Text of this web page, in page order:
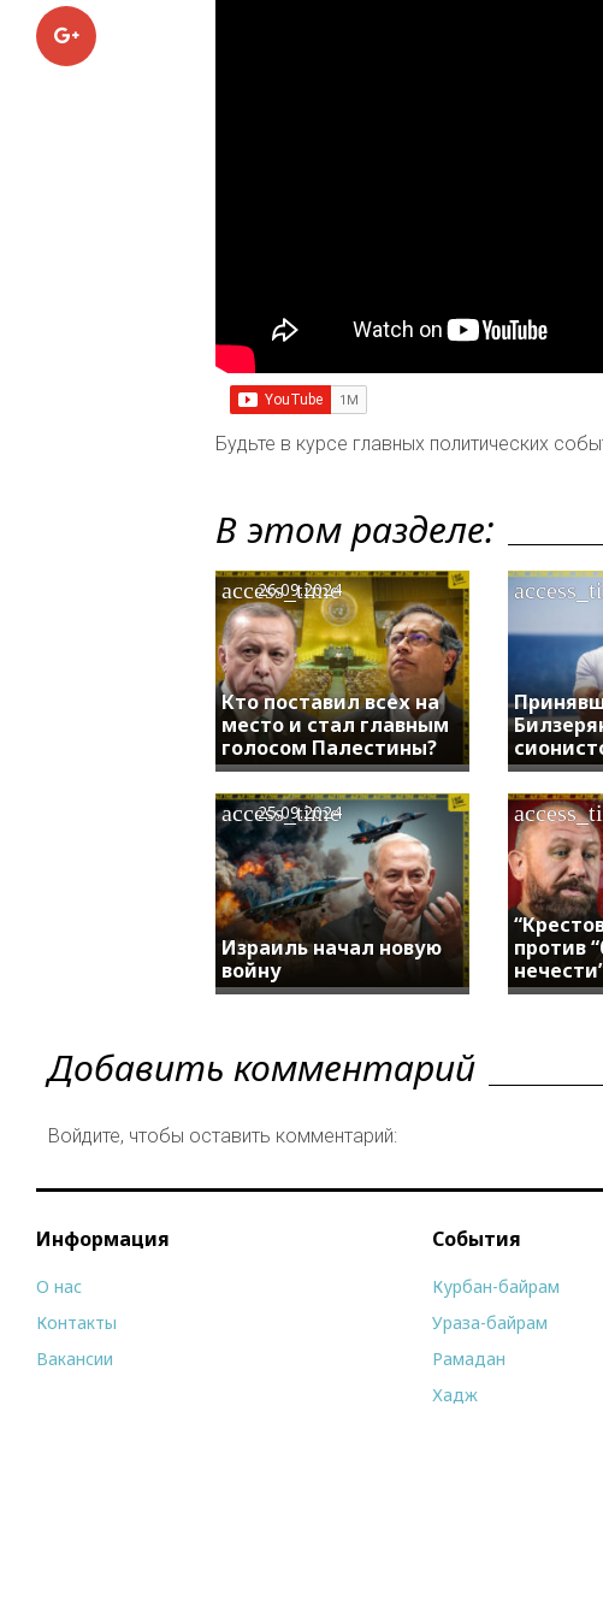
Google+
Будьте в курсе главных политических
В этом разделе:
Кто поставил всех на
место и стал главным
голосом Палестины?
access_time
26.09.2024
Израиль начал новую
войну
access_time
25.09.2024
против
Добавить комментарий
Войдите, чтобы оставить комментарий:
Информация
О нас
Контакты
Вакансии
События
Курбан-байрам
Ураза-байрам
Рамадан
Хадж